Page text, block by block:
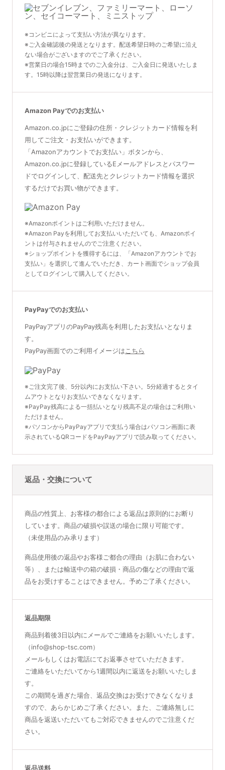
※コンビニによって支払い方法が異なります。
※ご入金確認後の発送となります。配送希望日時のご希望に沿え
ない場合がございますのでご了承ください。
※営業日の場合15時までのご入金分は、ご入金日に発送いたしま
す。15時以降は翌営業日の発送になります。
Amazon Payでのお支払い
Amazon.co.jpにご登録の住所・クレジットカード情報を利
用してご注文・お支払いができます。
「Amazonアカウントでお支払い」ボタンから、
Amazon.co.jpに登録しているEメールアドレスとパスワー
ドでログインして、配送先とクレジットカード情報を選択
するだけでお買い物ができます。
※Amazonポイントはご利用いただけません。
※Amazon Payを利用してお支払いいただいても、Amazonポイ
ントは付与されませんのでご注意ください。
※ショップポイントを獲得するには、「Amazonアカウントでお
支払い」を選択して進んでいただき、カート画面でショップ会員
としてログインして購入してください。
PayPayでのお支払い
PayPayアプリのPayPay残高を利用したお支払いとなりま
す。
PayPay画面でのご利用イメージは こちら
※ご注文完了後、5分以内にお支払い下さい。5分経過するとタイ
ムアウトとなりお支払いできなくなります。
※PayPay残高による一括払いとなり残高不足の場合はご利用い
ただけません。
※パソコンからPayPayアプリで支払う場合はパソコン画面に表
示されているQRコードをPayPayアプリで読み取ってください。
返品・交換について
商品の性質上、お客様の都合による返品は原則的にお断り
しています。商品の破損や誤送の場合に限り可能です。
（未使用品のみ承ります）
商品使用後の返品やお客様ご都合の理由（お肌に合わない
等）、または輸送中の箱の破損・商品の傷などの理由で返
品をお受けすることはできません。予めご了承ください。
返品期限
商品到着後3日以内にメールでご連絡をお願いいたします。
（info@shop-tsc.com）
メールもしくはお電話にてお返事させていただきます。
ご連絡をいただいてから1週間以内に返送をお願いいたしま
す。
この期間を過ぎた場合、返品交換はお受けできなくなりま
すので、あらかじめご了承ください。また、ご連絡無しに
商品を返送いただいてもご対応できませんのでご注意くだ
さい。
返品送料